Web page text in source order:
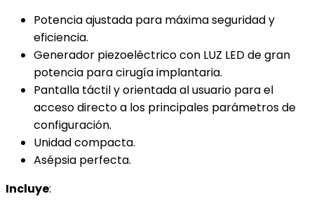
Potencia ajustada para máxima seguridad y
eficiencia.
Generador piezoeléctrico con LUZ LED de gran
potencia para cirugía implantaria.
Pantalla táctil y orientada al usuario para el
acceso directo a los principales parámetros de
configuración.
Unidad compacta.
Asépsia perfecta.
Incluye: